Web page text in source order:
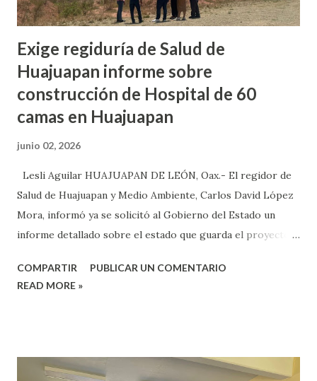
Exige regiduría de Salud de
Huajuapan informe sobre
construcción de Hospital de 60
camas en Huajuapan
junio 02, 2026
Lesli Aguilar HUAJUAPAN DE LEÓN, Oax.- El regidor de
Salud de Huajuapan y Medio Ambiente, Carlos David López
Mora, informó ya se solicitó al Gobierno del Estado un
informe detallado sobre el estado que guarda el proyecto
y que fue anunciado en 2025 por la presidenta de la
del Hospital de 60 camas, pues, refirió que ya solicitaron en
COMPARTIR
PUBLICAR UN COMENTARIO
READ MORE »